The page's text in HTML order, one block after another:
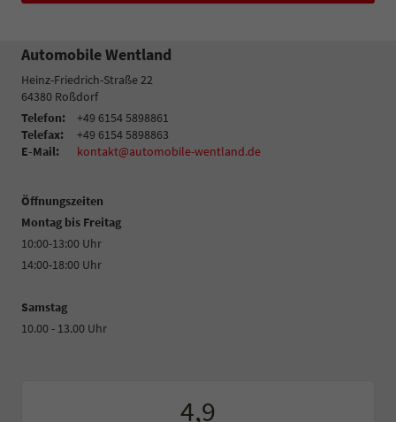
Automobile Wentland
Heinz-Friedrich-Straße 22
64380 Roßdorf
Telefon:
+49 6154 5898861
Telefax:
+49 6154 5898863
E-Mail:
kontakt@automobile-wentland.de
Öffnungszeiten
Montag bis Freitag
10:00-13:00 Uhr
14:00-18:00 Uhr
Samstag
10.00 - 13.00 Uhr
4,9